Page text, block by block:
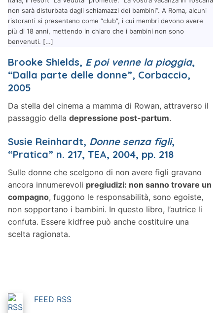
non sarà disturbata dagli schiamazzi dei bambini”. A Roma, alcuni
ristoranti si presentano come “club”, i cui membri devono avere
più di 18 anni, mettendo in chiaro che i bambini non sono
benvenuti. […]
Brooke Shields, E poi venne la pioggia,
“Dalla parte delle donne”, Corbaccio,
2005
Da stella del cinema a mamma di Rowan, attraverso il
passaggio della depressione post-partum.
Susie Reinhardt, Donne senza figli,
“Pratica” n. 217, TEA, 2004, pp. 218
Sulle donne che scelgono di non avere figli gravano
ancora innumerevoli pregiudizi: non sanno trovare un
compagno, fuggono le responsabilità, sono egoiste,
non sopportano i bambini. In questo libro, l’autrice li
confuta. Essere kidfree può anche costituire una
scelta ragionata.
FEED RSS